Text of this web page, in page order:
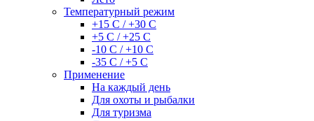
Температурный режим
+15 С / +30 С
+5 С / +25 С
-10 С / +10 С
-35 С / +5 С
Применение
На каждый день
Для охоты и рыбалки
Для туризма